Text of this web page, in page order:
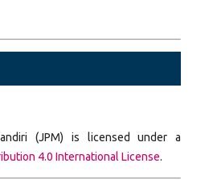
(JPM) is licensed under a
4.0 International License.